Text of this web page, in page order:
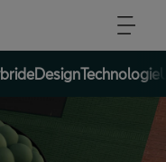
DesignTechnologie